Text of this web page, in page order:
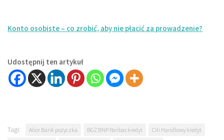
Konto osobiste – co zrobić, aby nie płacić za prowadzenie?
Udostępnij ten artykuł
Tagi: Alior Bank pożyczka BGŻ BNP Paribas kredyt
Citi Handlowy kredyt